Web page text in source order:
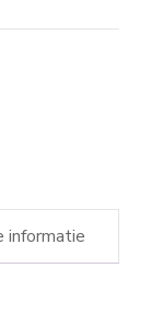
informatie